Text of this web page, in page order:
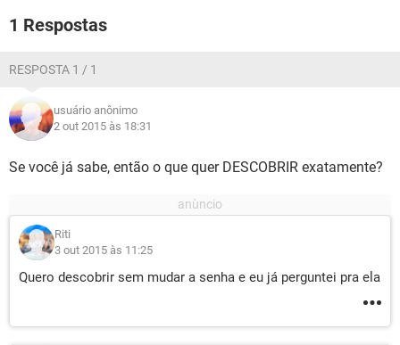
1 Respostas
RESPOSTA 1 / 1
usuário anônimo
2 out 2015 às 18:31
Se você já sabe, então o que quer DESCOBRIR exatamente?
Riti
3 out 2015 às 11:25
Quero descobrir sem mudar a senha e eu já perguntei pra ela